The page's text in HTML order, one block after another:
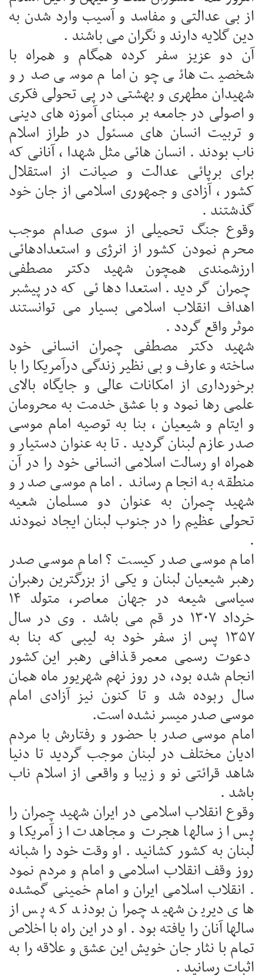
از بی عدالتی و مفاسد و آسیب وارد شدن به
دین گلایه دارند و نگران می باشند .
آن دو عزیز سفر کرده همگام و همراه با
شخصیت هائی چون امام موسی صدر و
شهیدان مطهری و بهشتی در پی تحولی فکری
و اصولی در جامعه بر مبنای آموزه های دینی
و تربیت انسان های مسئول در طراز اسلام
ناب بودند . انسان هائی مثل شهدا ، آنانی که
برای برپائی عدالت و صیانت از استقلال
کشور ، آزادی و جمهوری اسلامی از جان خود
گذشتند .
وقوع جنگ تحمیلی از سوی صدام موجب
محرم نمودن کشور از انرژی و استعدادهائی
ارزشمندی همچون شهید دکتر مصطفی
چمران گردید . استعدادهائی که در پیشبر
اهداف انقلاب اسلامی بسیار می توانستند
موثر واقع گردد .
شهید دکتر مصطفی چمران انسانی خود
ساخته و عارف و بی نظیر زندگی درآمریکا را با
برخورداری از امکانات عالی و جایگاه بالای
علمی رها نمود و با عشق خدمت به محرومان
و ایتام و شیعیان ، بنا به توصیه امام موسی
صدر عازم لبنان گردید . تا به عنوان دستیار و
همراه او رسالت اسلامی انسانی خود را در آن
منطقه به انجام رساند . امام موسی صدر و
شهید چمران به عنوان دو مسلمان شعیه
تحولی عظیم را در جنوب لبنان ایجاد نمودند
.
امام موسی صدر کیست ؟ امام موسی صدر
رهبر شیعیان لبنان و یکی از بزرگترین رهبران
سیاسی شیعه در جهان معاصر، متولد ۱۴
خرداد ۱۳۰۷ در قم می باشد . وی در سال
۱۳۵۷ پس از سفر خود به لیبی که بنا به
دعوت رسمی معمر قذافی رهبر این کشور
انجام شده بود، در روز نهم شهریور ماه همان
سال ربوده شد و تا کنون نیز آزادی امام
موسی صدر میسر نشده است.
امام موسی صدر با حضور و رفتارش با مردم
ادیان مختلف در لبنان موجب گردید تا دنیا
شاهد قرائتی نو و زیبا و واقعی از اسلام ناب
باشد .
وقوع انقلاب اسلامی در ایران شهید چمران را
پس از سالها هجرت و مجاهدت از آمریکا و
لبنان به کشور کشانید . او وقت خود را شبانه
روز وقف انقلاب اسلامی و امام و مردم نمود
. انقلاب اسلامی ایران و امام خمینی گمشده
های دیرین شهید چمران بودند که پس از
سالها آنان را یافته بود . او در این راه با اخلاص
تمام با نثار جان خویش این عشق و علاقه را به
اثبات رسانید .